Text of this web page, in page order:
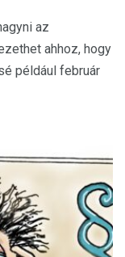
az
ahhoz, hogy
például február